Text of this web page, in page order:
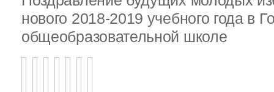
нового 2018-2019 учебного года в
общеобразовательной школе